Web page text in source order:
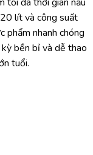
lít và công suất
phẩm nhanh chóng
bền bỉ và dễ thao
tuổi.